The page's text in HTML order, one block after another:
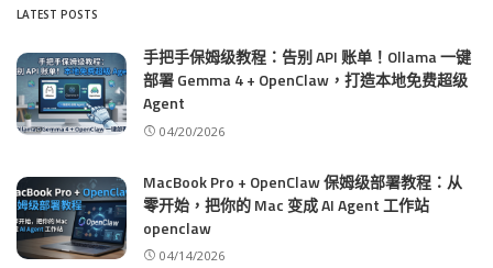
LATEST POSTS
手把手保姆级教程：告别 API 账单！Ollama 一键
部署 Gemma 4 + OpenClaw，打造本地免费超级
Agent
04/20/2026
MacBook Pro + OpenClaw 保姆级部署教程：从
零开始，把你的 Mac 变成 AI Agent 工作站
openclaw
04/14/2026